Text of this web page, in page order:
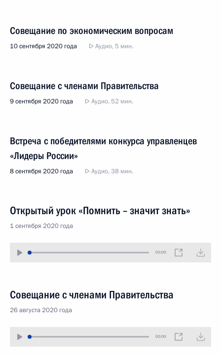
Совещание по экономическим вопросам
10 сентября 2020 года Аудио, 5 мин.
Совещание с членами Правительства
9 сентября 2020 года Аудио, 52 мин.
Встреча с победителями конкурса управленцев
«Лидеры России»
8 сентября 2020 года Аудио, 38 мин.
Открытый урок «Помнить – значит знать»
1 сентября 2020 года
00:00
Совещание с членами Правительства
26 августа 2020 года
00:00